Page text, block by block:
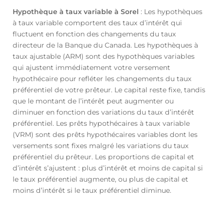
Hypothèque à taux variable à Sorel : Les hypothèques
à taux variable comportent des taux d’intérêt qui
fluctuent en fonction des changements du taux
directeur de la Banque du Canada. Les hypothèques à
taux ajustable (ARM) sont des hypothèques variables
qui ajustent immédiatement votre versement
hypothécaire pour refléter les changements du taux
préférentiel de votre prêteur. Le capital reste fixe, tandis
que le montant de l’intérêt peut augmenter ou
diminuer en fonction des variations du taux d’intérêt
préférentiel. Les prêts hypothécaires à taux variable
(VRM) sont des prêts hypothécaires variables dont les
versements sont fixes malgré les variations du taux
préférentiel du prêteur. Les proportions de capital et
d’intérêt s’ajustent : plus d’intérêt et moins de capital si
le taux préférentiel augmente, ou plus de capital et
moins d’intérêt si le taux préférentiel diminue.